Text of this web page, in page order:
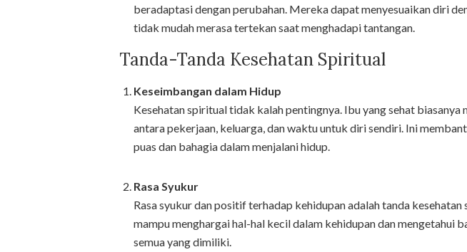
beradaptasi dengan perubahan. Mereka dapat menyesuaikan diri
tidak mudah merasa tertekan saat menghadapi tantangan.
Tanda-Tanda Kesehatan Spiritual
Keseimbangan dalam Hidup
Kesehatan spiritual tidak kalah pentingnya. Ibu yang sehat
antara pekerjaan, keluarga, dan waktu untuk diri sendiri. Ini
puas dan bahagia dalam menjalani hidup.
Rasa Syukur
Rasa syukur dan positif terhadap kehidupan adalah tanda
mampu menghargai hal-hal kecil dalam kehidupan dan mengetahui
semua yang dimiliki.